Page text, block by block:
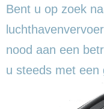
Bent u op zoek
nood aan een
u steeds met een